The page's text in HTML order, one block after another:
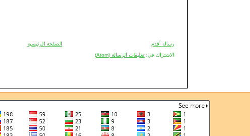
رسالة أقدم
الصفحة الرئيسية
الاشتراك في: تعليقات الرسالة (Atom)